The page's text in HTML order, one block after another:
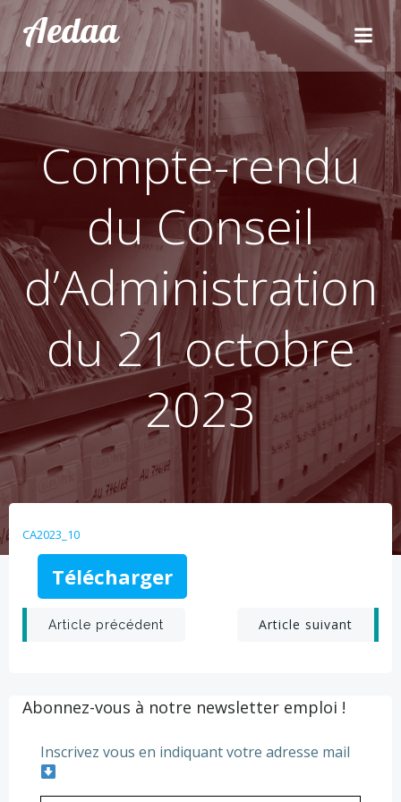
Aller
au
contenu
Aedaa
Compte-rendu
du Conseil
d’Administration
du 21 octobre
2023
CA2023_10
Télécharger
Post
Article précédent
PostArticle suivant
Abonnez-vous à notre newsletter emploi !
Inscrivez vous en indiquant votre adresse mail